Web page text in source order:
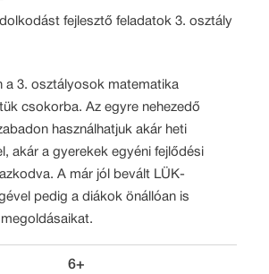
fejlesztő feladatok 3. osztály
a 3. osztályosok matematika
csokorba. Az egyre nehezedő
használhatjuk akár heti
akár a gyerekek egyéni fejlődési
A már jól bevált LÜK-
pedig a diákok önállóan is
6+